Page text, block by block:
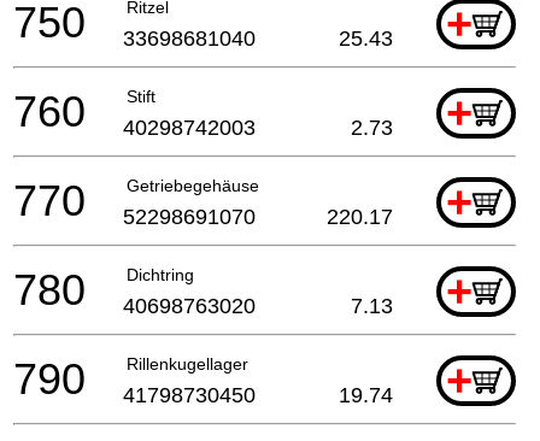
Ritzel +
750 33698681040 25.43
Stift +
760 40298742003 2.73
Getriebegehäuse +
770 52298691070 220.17
Dichtring +
780 40698763020 7.13
Rillenkugellager +
790 41798730450 19.74